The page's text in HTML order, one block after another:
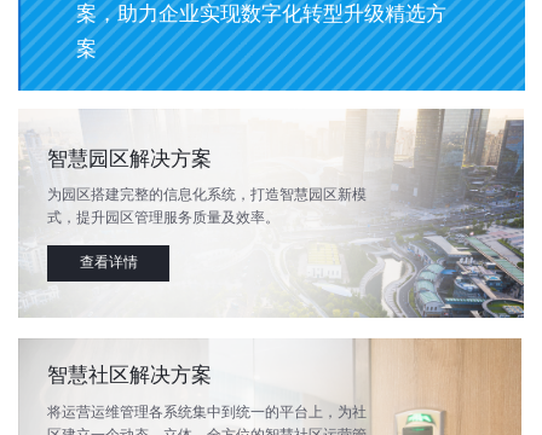
案，助力企业实现数字化转型升级精选方
案
智慧园区解决方案
为园区搭建完整的信息化系统，打造智慧园区新模
式，提升园区管理服务质量及效率。
查看详情
智慧社区解决方案
将运营运维管理各系统集中到统一的平台上，为社